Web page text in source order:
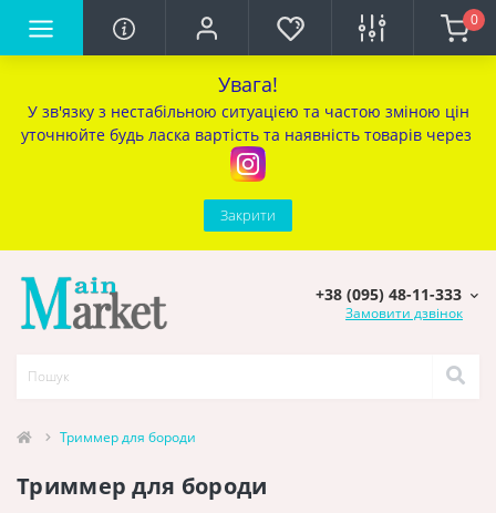
Увага!
У зв'язку з нестабільною ситуацією та частою зміною цін
уточнюйте будь ласка вартість та наявність товарів через
Закрити
0
+38 (095) 48-11-333
Замовити дзвінок
Триммер для бороди
Триммер для бороди